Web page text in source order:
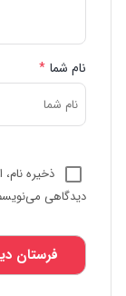
نام شما *
ذخیره
دیدگاهی